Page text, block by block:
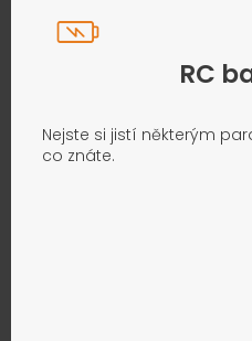
RC
Nejste si jistí některým
co znáte.